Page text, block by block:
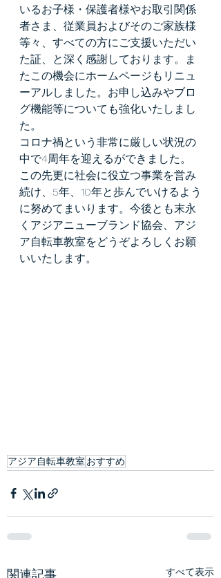
いるお子様・保護者様やお取引関係
者さま、従業員およびそのご家族様
等々、すべての方にご支援いただい
た証、と深く感謝しております。ま
たこの機会にホームページもリニュ
ーアルしました。お申し込みやブロ
グ機能等についても強化いたしまし
た。
コロナ禍という非常に厳しい状況の
中で4周年を迎えるができました。
この先更に社会に役立つ事業を営み
続け、5年、10年と歩んでいけるよう
に努めてまいります。今後とも末永
くアジアニューブランド協会、アジ
ア自転車教室をどうぞよろしくお願
いいたします。
アジア自転車教室 おすすめ
関連記事 すべて表示